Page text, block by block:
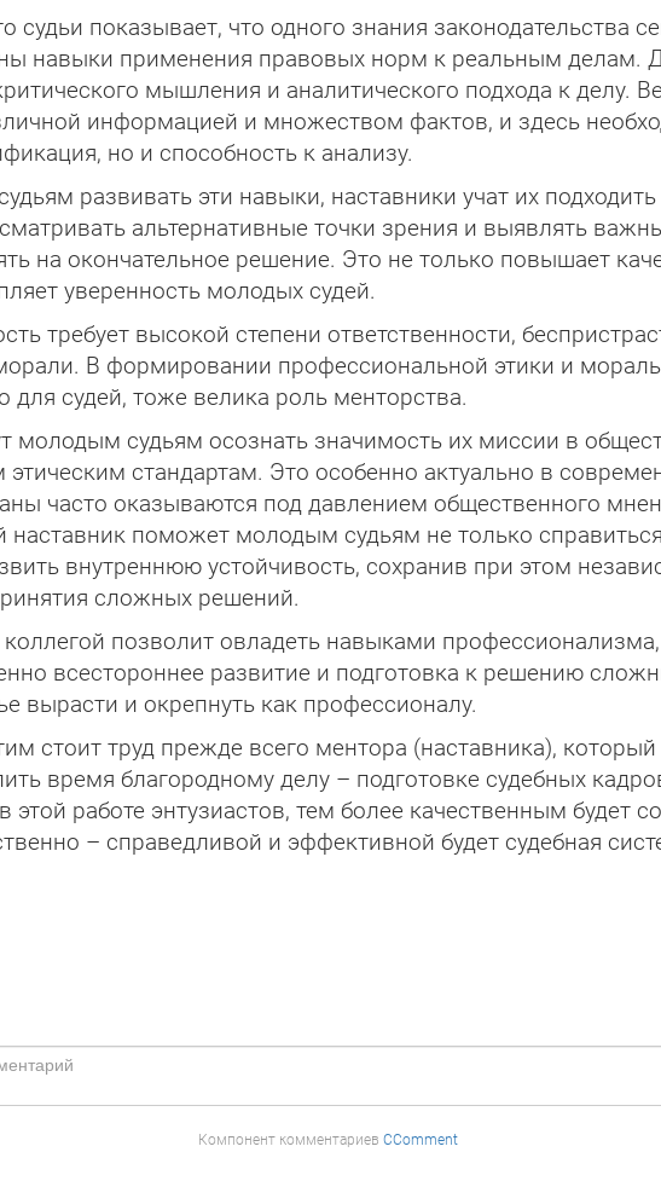
судьи показывает, что одного знания законодательства
навыки применения правовых норм к реальным делам.
мышления и аналитического подхода к делу.
информацией и множеством фактов, и здесь
но и способность к анализу.
развивать эти навыки, наставники учат их
альтернативные точки зрения и выявлять
на окончательное решение. Это не только повышает
уверенность молодых судей.
требует высокой степени ответственности,
В формировании профессиональной этики и
для судей, тоже велика роль менторства.
молодым судьям осознать значимость их миссии в
стандартам. Это особенно актуально в
часто оказываются под давлением общественного
поможет молодым судьям не только
внутреннюю устойчивость, сохранив при этом
сложных решений.
позволит овладеть навыками
всестороннее развитие и подготовка к решению
вырасти и окрепнуть как профессионалу.
стоит труд прежде всего ментора (наставника),
время благородному делу – подготовке судебных
этой работе энтузиастов, тем более качественным будет
– справедливой и эффективной будет судебная
Компонент комментариевCComment